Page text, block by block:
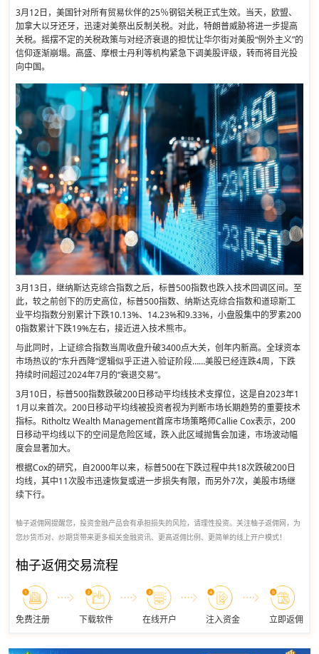
3月12日，美国针对所有贸易伙伴的25％钢铝关税正式生效。当天，欧盟、
加拿大以牙还牙，迅速对美祭出反制关税。对此，特朗普威胁将进一步提高
关税。摇摆不定的关税政策与对经济衰退的担忧让华尔街对美股“例外主义”的
信仰逐渐崩塌。高盛、摩根士丹利等机构紧急下调美股评级，转而将目光投
向中国。
3月13日，继纳斯达克综合指数之后，标普500指数也跌入技术回调区间。至
此，较之前创下的历史高位，标普500指数、纳斯达克综合指数和道琼斯工
业平均指数分别累计下跌10.13%、14.23%和9.33%，小盘股集中的罗素200
0指数累计下跌19%左右，接近进入技术熊市。
与此同时，上证综合指数当周收盘升破3400点大关，创年内新高。全球资本
市场热议的“东升西降”逻辑似乎正进入验证阶段……美股已经连跌4周，下跌
持续时间超过2024年7月的“衰退交易”。
3月10日，标普500指数跌破200日移动平均线技术支撑位，这是自2023年1
1月以来首次。200日移动平均线被投资者视为判断市场长期趋势的重要技术
指标。Ritholtz Wealth Management首席市场策略师Callie Cox表示，200
日移动平均线以下的空间是危险区域，跌入此区域抛售会加速，市场波动幅
度会显著加大。
根据Cox的研究，自2000年以来，标普500在下跌过程中共18次跌破200日
均线，其中11次股市迅速恢复或进一步损失有限，而另外7次，美股市场继
续下行。
柚子返佣网提醒您，投资金融产品会有承担损失的风险，请理性投资。关注柚子返佣网，为
您炒货币对、炒期货带来更多相关金融资讯、更高返佣比例、更简单的线上开户模式！
柚子返佣交易流程
免费注册 下载软件 在线开户 注入资金 立即返佣